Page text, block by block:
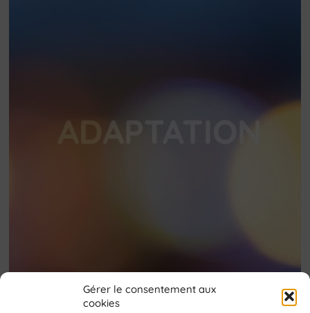
Gérer le consentement aux
cookies
Selon les missions confiées, je collabore